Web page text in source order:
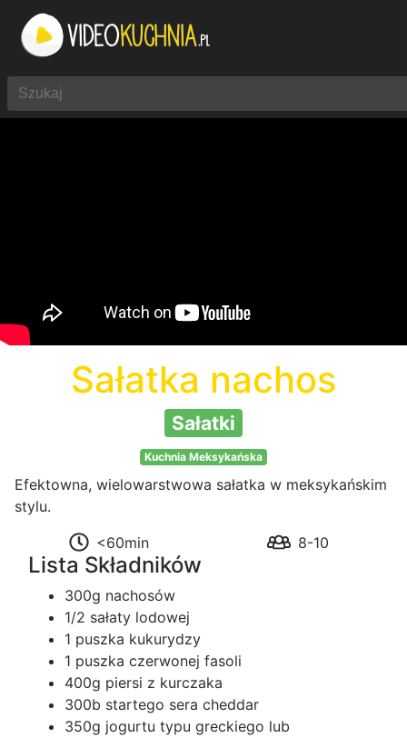
Sałatka nachos
Sałatki
Kuchnia Meksykańska
Efektowna, wielowarstwowa sałatka w meksykańskim
stylu.
<60min
8-10
Lista Składników
300g nachosów
1/2 sałaty lodowej
1 puszka kukurydzy
1 puszka czerwonej fasoli
400g piersi z kurczaka
300b startego sera cheddar
350g jogurtu typu greckiego lub